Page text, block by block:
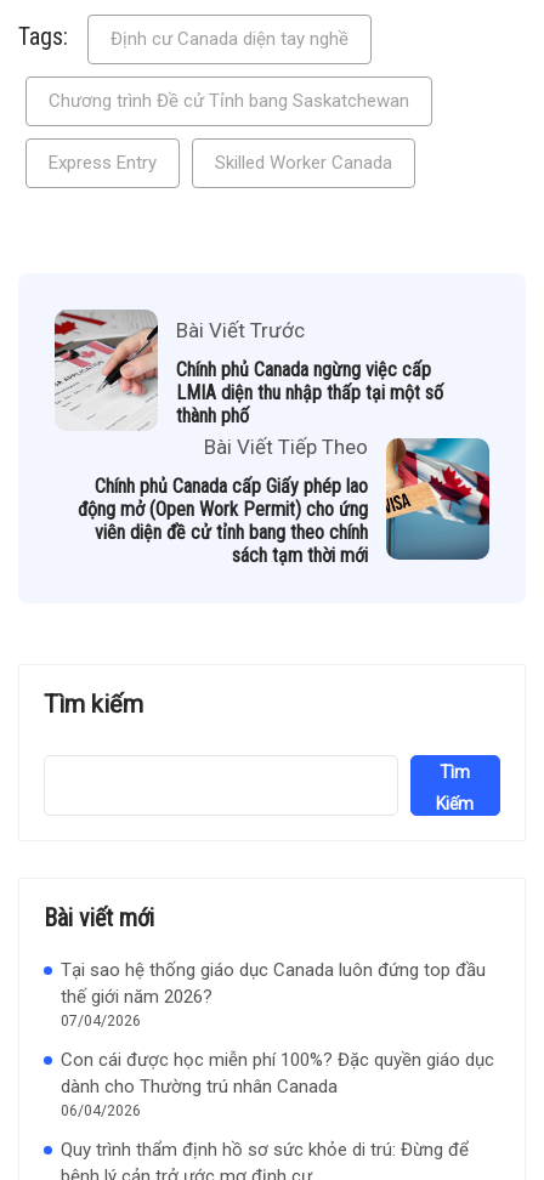
Tags: Định cư Canada diện tay nghề
Chương trình Đề cử Tỉnh bang Saskatchewan
Express Entry Skilled Worker Canada
Bài Viết Trước
Chính phủ Canada ngừng việc cấp
LMIA diện thu nhập thấp tại một số
thành phố
Bài Viết Tiếp Theo
Chính phủ Canada cấp Giấy phép lao
động mở (Open Work Permit) cho ứng
viên diện đề cử tỉnh bang theo chính
sách tạm thời mới
Tìm kiếm
Tìm
Kiếm
Bài viết mới
Tại sao hệ thống giáo dục Canada luôn đứng top đầu
thế giới năm 2026?
07/04/2026
Con cái được học miễn phí 100%? Đặc quyền giáo dục
dành cho Thường trú nhân Canada
06/04/2026
Quy trình thẩm định hồ sơ sức khỏe di trú: Đừng để